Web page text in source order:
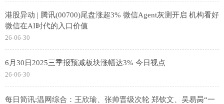
港股异动 | 腾讯(00700)尾盘涨超3% 微信Agent灰测开启 机构看好
微信在AI时代的入口价值
26-06-30
6月30日2025三季报预减板块涨幅达3% 今日视点
26-06-30
每日简讯:温网综合：王欣瑜、张帅晋级次轮 郑钦文、吴易昺“一